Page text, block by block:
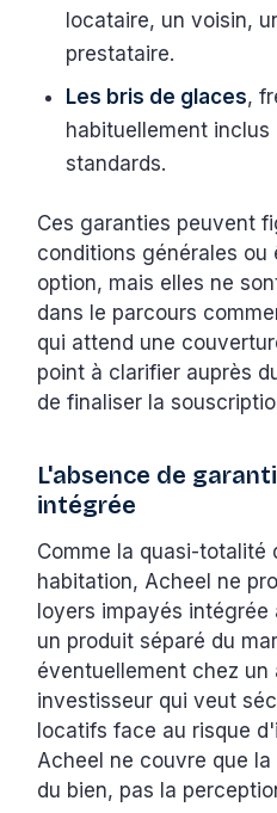
locataire, un voisin,
prestataire.
Les bris de glaces,
habituellement
standards.
Ces garanties peuvent
conditions générales ou
option, mais elles ne
dans le parcours
qui attend une
point à clarifier auprès
de finaliser la
L'absence de
intégrée
Comme la quasi-totalité
habitation, Acheel ne
loyers impayés intégrée
un produit séparé du
éventuellement chez un
investisseur qui veut
locatifs face au risque
Acheel ne couvre que
du bien, pas la